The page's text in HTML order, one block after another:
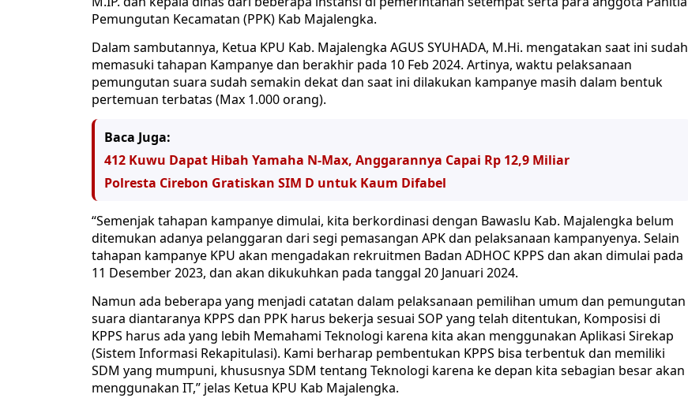
Pemungutan Kecamatan (PPK) Kab Majalengka.
Dalam sambutannya, Ketua KPU Kab. Majalengka AGUS SYUHADA, M.Hi. mengatakan saat ini sudah
memasuki tahapan Kampanye dan berakhir pada 10 Feb 2024. Artinya, waktu pelaksanaan
pemungutan suara sudah semakin dekat dan saat ini dilakukan kampanye masih dalam bentuk
pertemuan terbatas (Max 1.000 orang).
Baca Juga:
412 Kuwu Dapat Hibah Yamaha N-Max, Anggarannya Capai Rp 12,9 Miliar
Polresta Cirebon Gratiskan SIM D untuk Kaum Difabel
“Semenjak tahapan kampanye dimulai, kita berkordinasi dengan Bawaslu Kab. Majalengka belum
ditemukan adanya pelanggaran dari segi pemasangan APK dan pelaksanaan kampanyenya. Selain
tahapan kampanye KPU akan mengadakan rekruitmen Badan ADHOC KPPS dan akan dimulai pada
11 Desember 2023, dan akan dikukuhkan pada tanggal 20 Januari 2024.
Namun ada beberapa yang menjadi catatan dalam pelaksanaan pemilihan umum dan pemungutan
suara diantaranya KPPS dan PPK harus bekerja sesuai SOP yang telah ditentukan, Komposisi di
KPPS harus ada yang lebih Memahami Teknologi karena kita akan menggunakan Aplikasi Sirekap
(Sistem Informasi Rekapitulasi). Kami berharap pembentukan KPPS bisa terbentuk dan memiliki
SDM yang mumpuni, khususnya SDM tentang Teknologi karena ke depan kita sebagian besar akan
menggunakan IT,” jelas Ketua KPU Kab Majalengka.